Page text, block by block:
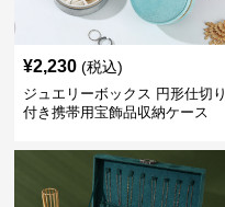
¥2,230 (税込)
ジュエリーボックス 円形仕切り
付き携帯用宝飾品収納ケース